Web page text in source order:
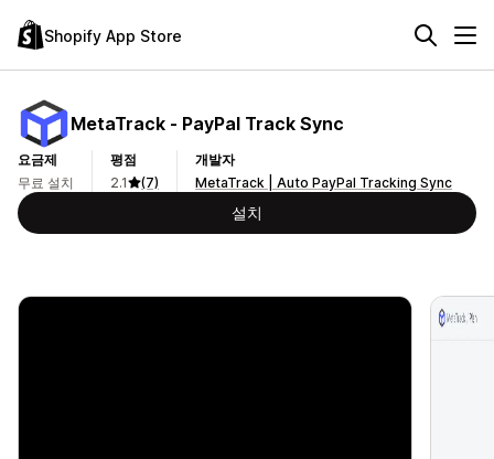
Shopify App Store
MetaTrack ‑ PayPal Track Sync
요금제
무료 설치
평점
2.1
(7)
개발자
MetaTrack | Auto PayPal Tracking Sync
설치